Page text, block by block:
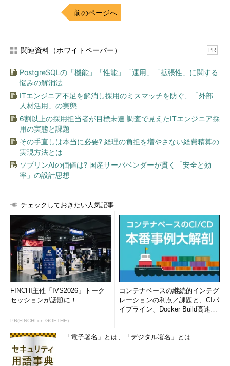
前のページへ
関連資料（ホワイトペーパー） PR
PostgreSQLの「機能」「性能」「運用」「拡張性」に関する
悩みの解消法
ITエンジニア不足を解消し採用のミスマッチを防ぐ、「外部
人材活用」の実態
6割以上の採用担当者が目標未達 調査で見えたITエンジニア採
用の実態と課題
その手直しは本当に必要? 経理の負担を増やさない経費精算の
実現方法とは
ソブリンAIの価値は? 国産サーバベンダーが貫く「安全と効
率」の設計思想
チェックしておきたい人気記事
FINCHI主催「IVS2026」トーク
セッションが話題に！
PR(FINCHI on GOETHE)
コンテナベースの継続的インテグ
レーションの利点／課題と、CIパ
イプライン、Docker Build高速化
「電子署名」とは、「デジタル署名」とは